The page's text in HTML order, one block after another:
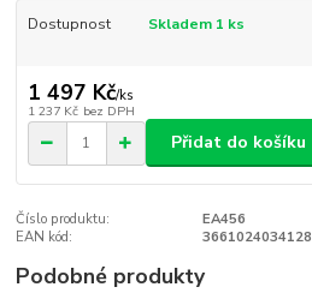
Dostupnost Skladem 1 ks
1 497 Kč/ks
1 237 Kč bez DPH
Přidat do košíku
Číslo produktu:
EA456
EAN kód:
3661024034128
Podobné produkty